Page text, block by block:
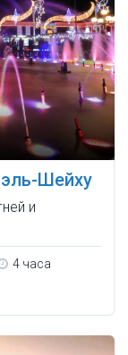
Шейху
и
4 часа